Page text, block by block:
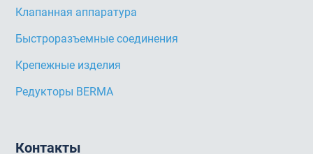
Клапанная аппаратура
Быстроразъемные соединения
Крепежные изделия
Редукторы BERMA
Контакты